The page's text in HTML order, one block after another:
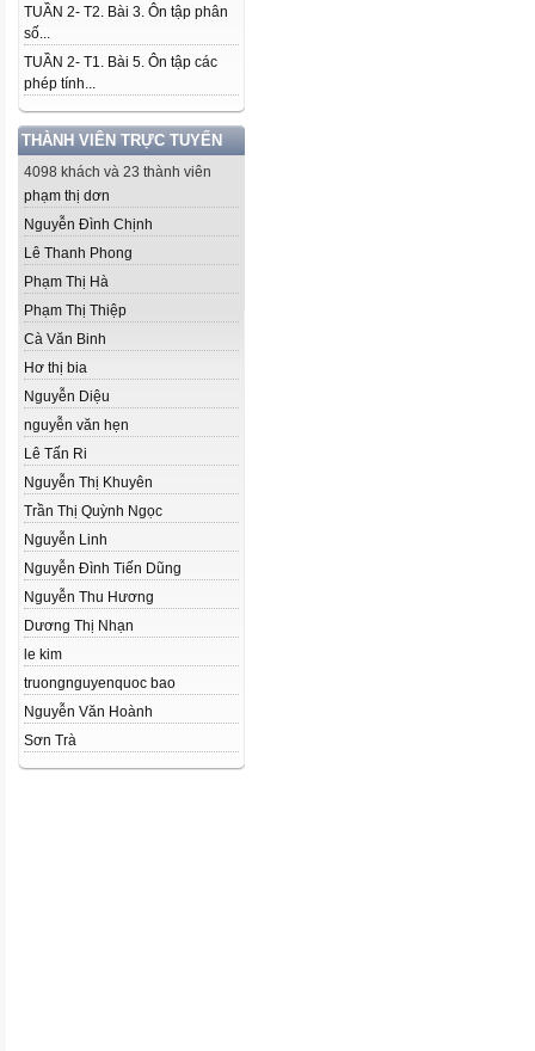
TUẦN 2- T2. Bài 3. Ôn tập phân
số...
TUẦN 2- T1. Bài 5. Ôn tập các
phép tính...
THÀNH VIÊN TRỰC TUYẾN
4098 khách và 23 thành viên
phạm thị dơn
Nguyễn Đình Chịnh
Lê Thanh Phong
Phạm Thị Hà
Phạm Thị Thiệp
Cà Văn Binh
Hơ thị bia
Nguyễn Diệu
nguyễn văn hẹn
Lê Tấn Ri
Nguyễn Thị Khuyên
Trần Thị Quỳnh Ngọc
Nguyễn Linh
Nguyễn Đình Tiến Dũng
Nguyễn Thu Hương
Dương Thị Nhạn
le kim
truongnguyenquoc bao
Nguyễn Văn Hoành
Sơn Trà